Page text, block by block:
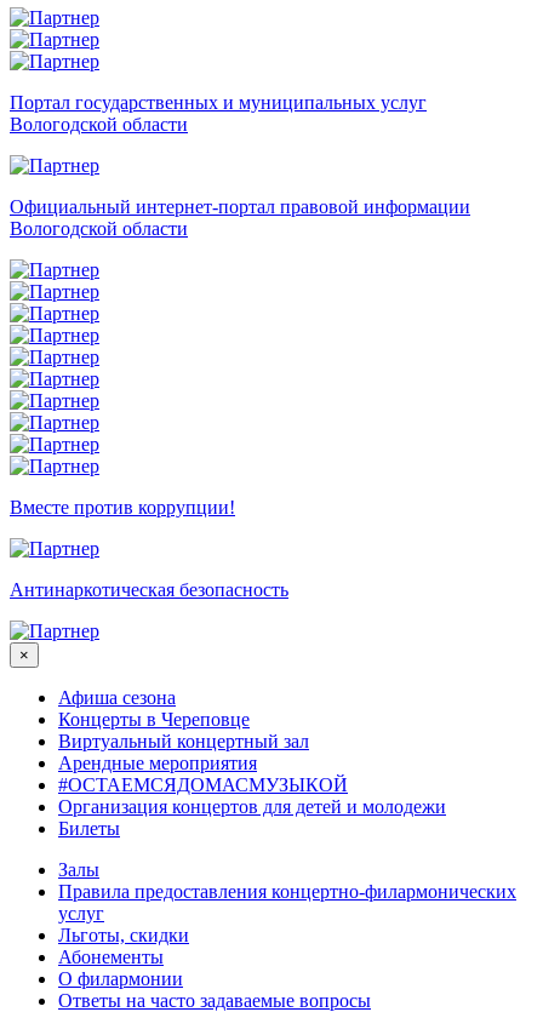
Портал государственных и муниципальных услуг
Вологодской области
Официальный интернет-портал правовой информации
Вологодской области
Вместе против коррупции!
Антинаркотическая безопасность
×
Афиша сезона
Концерты в Череповце
Виртуальный концертный зал
Арендные мероприятия
#ОСТАЕМСЯДОМАСМУЗЫКОЙ
Организация концертов для детей и молодежи
Билеты
Залы
Правила предоставления концертно-филармонических
услуг
Льготы, скидки
Абонементы
О филармонии
Ответы на часто задаваемые вопросы